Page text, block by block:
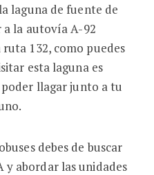
laguna de fuente de
la autovía A-92
132, como puedes
esta laguna es
llagar junto a tu
debes de buscar
y abordar las unidades